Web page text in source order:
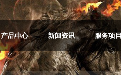
产品中心 新闻资讯 服务项目